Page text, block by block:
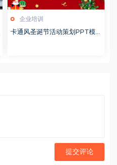
企业培训
卡通风圣诞节活动策划PPT模
提交评论